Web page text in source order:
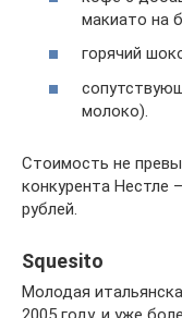
макиато на
горячий
молоко).
Стоимость не
конкурента Нестле
рублей.
Squesito
Молодая